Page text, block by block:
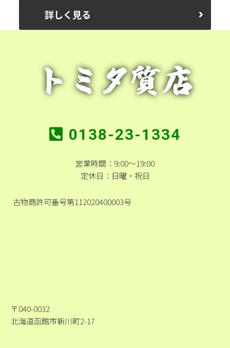
詳しく見る
0138-23-1334
営業時間：9:00～19:00
定休日：日曜・祝日
古物商許可番号第112020400003号
〒040-0032
北海道函館市新川町2-17